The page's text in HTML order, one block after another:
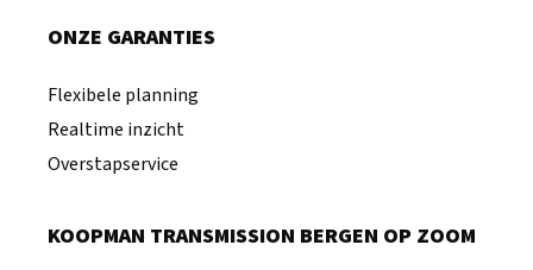
ONZE GARANTIES
Flexibele planning
Realtime inzicht
Overstapservice
KOOPMAN TRANSMISSION BERGEN OP ZOOM